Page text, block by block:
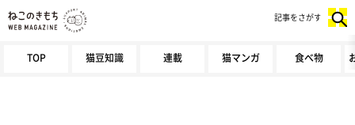
TOP 猫豆知識 連載 猫マンガ 食べ物
記事をさがす